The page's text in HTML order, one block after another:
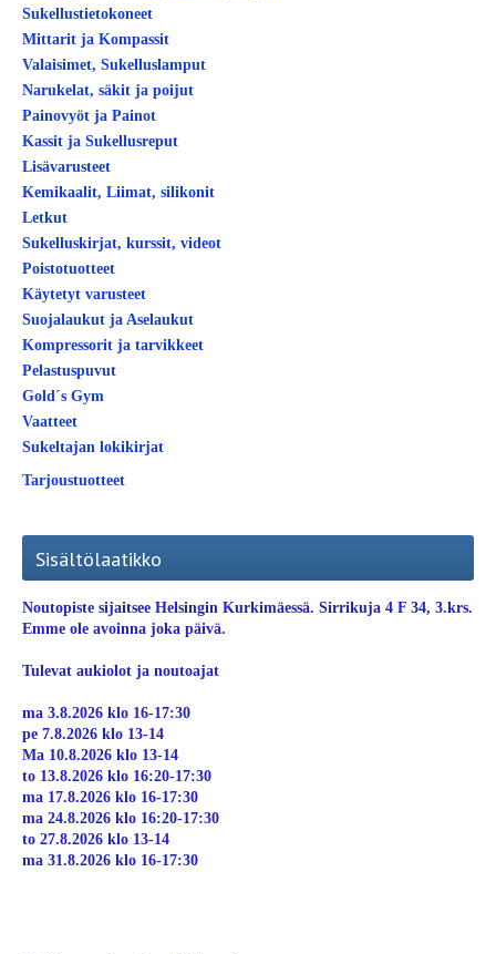
Sukellustietokoneet
Mittarit ja Kompassit
Valaisimet, Sukelluslamput
Narukelat, säkit ja poijut
Painovyöt ja Painot
Kassit ja Sukellusreput
Lisävarusteet
Kemikaalit, Liimat, silikonit
Letkut
Sukelluskirjat, kurssit, videot
Poistotuotteet
Käytetyt varusteet
Suojalaukut ja Aselaukut
Kompressorit ja tarvikkeet
Pelastuspuvut
Gold´s Gym
Vaatteet
Sukeltajan lokikirjat
Tarjoustuotteet
Sisältölaatikko
Noutopiste sijaitsee Helsingin Kurkimäessä. Sirrikuja 4 F 34, 3.krs.
Emme ole avoinna joka päivä.
Tulevat aukiolot ja noutoajat
ma 3.8.2026 klo 16-17:30
pe 7.8.2026 klo 13-14
Ma 10.8.2026 klo 13-14
to 13.8.2026 klo 16:20-17:30
ma 17.8.2026 klo 16-17:30
ma 24.8.2026 klo 16:20-17:30
to 27.8.2026 klo 13-14
ma 31.8.2026 klo 16-17:30